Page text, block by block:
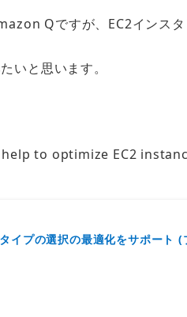
Qですが、EC2インス
いと思います。
to optimize EC2
イプの選択の最適化をサポート (